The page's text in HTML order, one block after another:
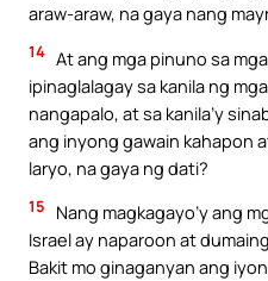
araw-araw, na gaya nang
14 At ang mga pinuno sa
ipinaglalagay sa kanila ng
nangapalo, at sa kanila’y
ang inyong gawain kahapon
laryo, na gaya ng dati?
15
Nang magkagayo’y ang
Israel ay naparoon at
Bakit mo ginaganyan ang